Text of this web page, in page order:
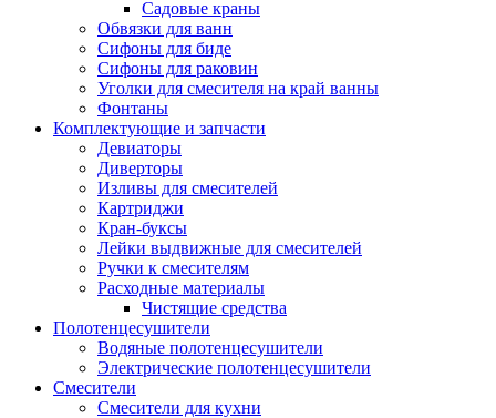
Садовые краны
Обвязки для ванн
Сифоны для биде
Сифоны для раковин
Уголки для смесителя на край ванны
Фонтаны
Комплектующие и запчасти
Девиаторы
Диверторы
Изливы для смесителей
Картриджи
Кран-буксы
Лейки выдвижные для смесителей
Ручки к смесителям
Расходные материалы
Чистящие средства
Полотенцесушители
Водяные полотенцесушители
Электрические полотенцесушители
Смесители
Смесители для кухни